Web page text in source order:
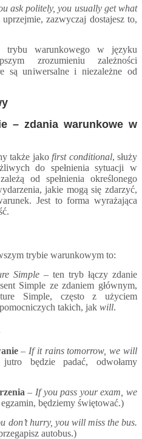
ask politely, you usually get what
uprzejmie, zazwyczaj dostajesz to,
trybu warunkowego w języku
zrozumieniu zależności
są uniwersalne i niezależne od
– zdania warunkowe w
także jako first conditional, służy
do spełnienia sytuacji w
od spełnienia określonego
jakie mogą się zdarzyć,
Jest to forma wyrażająca
trybie warunkowym to:
Simple – ten tryb łączy zdanie
Simple ze zdaniem głównym,
Simple, często z użyciem
takich, jak will.
– If it rains tomorrow, we will
będzie padać, odwołamy
– If you pass your exam, we
egzamin, będziemy świętować.)
don’t hurry, you will miss the bus.
autobus.)